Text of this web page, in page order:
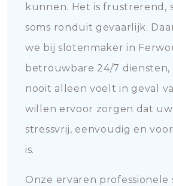
kunnen. Het is frustrerend,
soms ronduit gevaarlijk.
we bij slotenmaker in
betrouwbare 24/7
nooit alleen voelt in geval
willen ervoor zorgen dat
stressvrij, eenvoudig en
is.
Onze ervaren professionele